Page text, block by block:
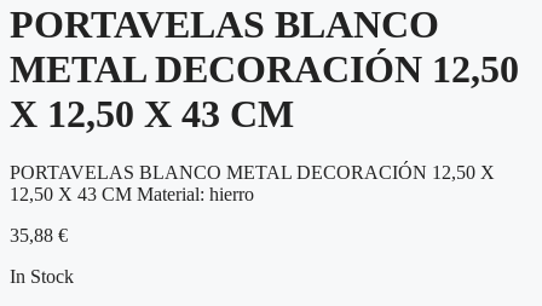
PORTAVELAS BLANCO
METAL DECORACIÓN 12,50
X 12,50 X 43 CM
PORTAVELAS BLANCO METAL DECORACIÓN 12,50 X
12,50 X 43 CM Material: hierro
35,88 €
In Stock